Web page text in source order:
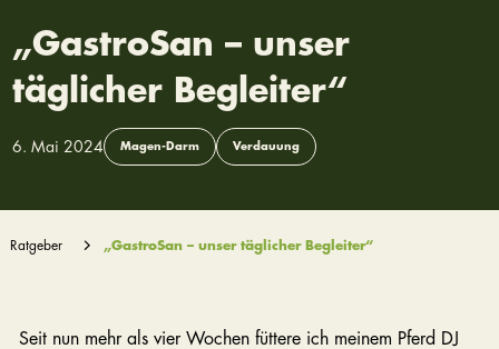
„GastroSan – unser
täglicher Begleiter“
6. Mai 2024 Magen-Darm Verdauung
Ratgeber „GastroSan – unser täglicher Begleiter“
Seit nun mehr als vier Wochen füttere ich meinem Pferd DJ